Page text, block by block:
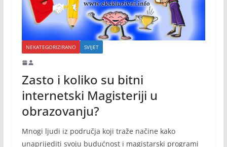
NEKATEGORIZIRANO SVIJET
Zasto i koliko su bitni
internetski Magisteriji u
obrazovanju?
Mnogi ljudi iz područja koji traže načine kako
unaprijediti svoju budućnost i magistarski programi